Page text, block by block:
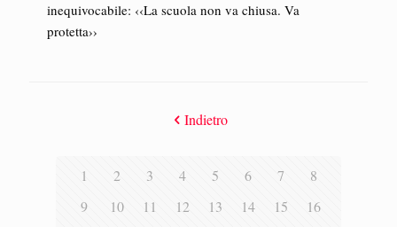
inequivocabile: ‹‹La scuola non va chiusa. Va
protetta››
Indietro
1 2 3 4 5 6 7
8
9
10 11 12 13 14 15
16